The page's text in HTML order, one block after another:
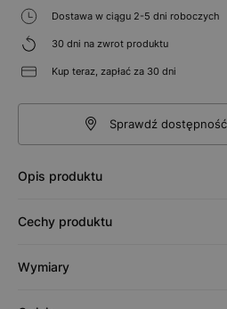
Dostawa w ciągu 2-5 dni roboczych
30 dni na zwrot produktu
Kup teraz, zapłać za 30 dni
Sprawdź
Opis produktu
Cechy produktu
Wymiary